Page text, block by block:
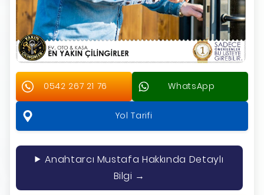
0542 267 21 76 WhatsApp
Yol Tarifi
Anahtarcı Mustafa Hakkında Detaylı
Bilgi →